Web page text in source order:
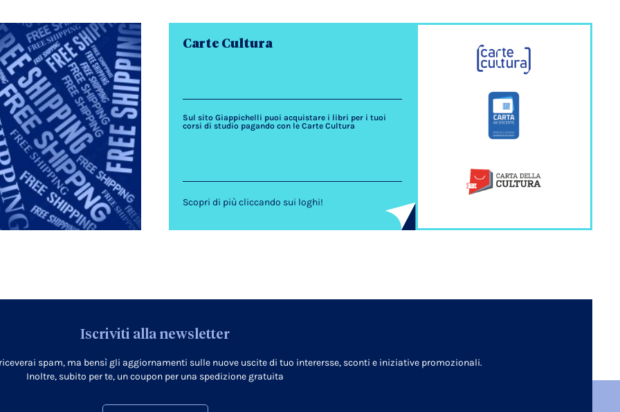
Carte Cultura
Sul sito Giappichelli puoi acquistare i libri per i tuoi
corsi di studio pagando con le Carte Cultura
Scopri di più cliccando sui loghi!
Iscriviti alla newsletter
spam, ma bensì gli aggiornamenti sulle nuove uscite di tuo interersse, sconti e iniziative promozionali.
Inoltre, subito per te, un coupon per una spedizione gratuita